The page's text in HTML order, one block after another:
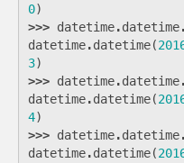
0)
>>> datetime.datetime.
datetime.datetime(
3)
>>> datetime.datetime.
datetime.datetime(
4)
>>> datetime.datetime.
datetime.datetime(